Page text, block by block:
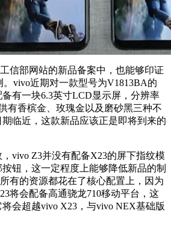
信部网站的新品备案中，也能够印证
vivo近期对一款型号为V1813BA的
有一块6.3英寸LCD显示屏，分辨率
有香槟金、玫瑰金以及磨砂黑三种不
临近，这款新品应该正是即将到来的
vivo Z3并没有配备X23的屏下指纹模
钮，这一定程度上能够降低新品的制
有的资源都花在了核心配置上，因为
将会配备高通骁龙710移动平台，这
会超越vivo X23，与vivo NEX基础版